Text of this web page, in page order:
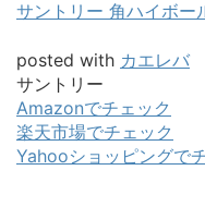
サントリー 角ハイボ
posted with カエレバ
サントリー
Amazonでチェック
楽天市場でチェック
Yahooショッピングで